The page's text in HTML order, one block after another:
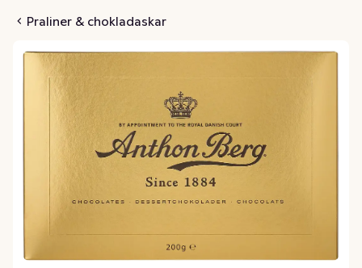
Praliner & chokladaskar
Praliner